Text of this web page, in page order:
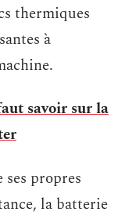
thermiques
à
savoir sur la
propres
la batterie